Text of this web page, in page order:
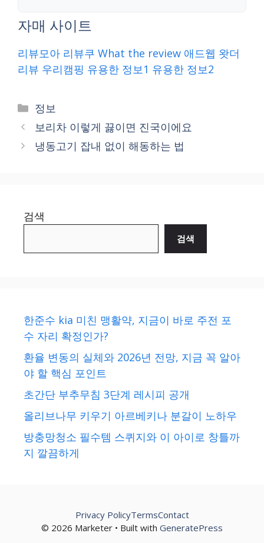
자매 사이트
리뷰모아 리뷰쿠 What the review 애드웹 왓더
리뷰 우리캠핑 유용한 정보1 유용한 정보2
Categories
정보
보리차 이렇게 끓이면 진국이에요
냉동고기 잡내 없이 해동하는 법
검색
검색
한준수 kia 미친 맹활약, 지금이 바로 주전 포
수 자리 확정인가?
환율 변동의 실체와 2026년 전망, 지금 꼭 알아
야 할 핵심 포인트
초간단 부추무침 3단계 레시피 공개
올리브나무 키우기 아르베키나 분갈이 노하우
방충망청소 필수템 스퀴지와 이 아이로 창틀까
지 깔끔하게
© 2026 Marketer • Built with GeneratePress
Privacy PolicyTermsContact